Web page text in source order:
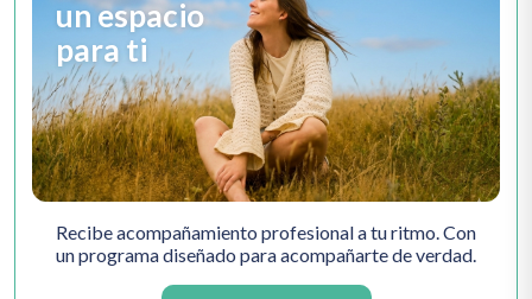
un espacio
para ti
Recibe acompañamiento profesional a tu ritmo. Con
un programa diseñado para acompañarte de verdad.